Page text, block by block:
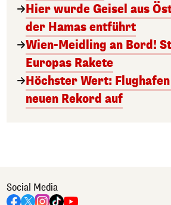
Hier wurde Geisel aus
der Hamas entführt
Wien-Meidling an Bord!
Europas Rakete
Höchster Wert:
neuen Rekord auf
Social Media